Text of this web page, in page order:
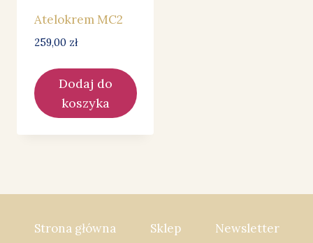
Atelokrem MC2
259,00 zł
Dodaj do
koszyka
Strona główna Sklep Newsletter